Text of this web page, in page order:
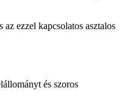
ezzel kapcsolatos asztalos
és szoros